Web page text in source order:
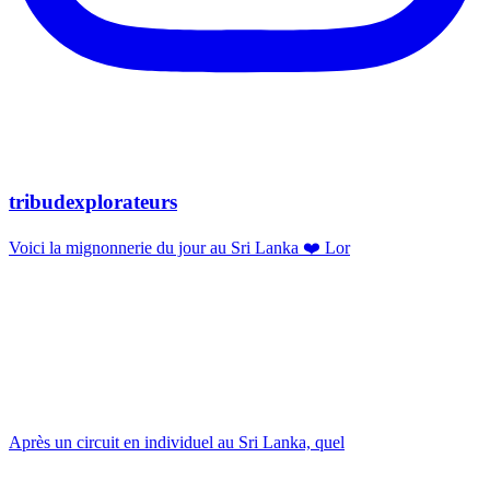
tribudexplorateurs
Voici la mignonnerie du jour au Sri Lanka ❤️ Lor
Après un circuit en individuel au Sri Lanka, quel